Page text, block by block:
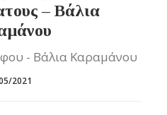
– Βάλια
- Βάλια Καραμάνου
2021